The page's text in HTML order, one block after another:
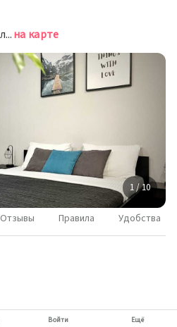
Россия, Архангельская область, Северодвинск, улица Ломоносова, 85к2на карте
1 / 10
Отзывы Правила Удобства
Войти Ещё